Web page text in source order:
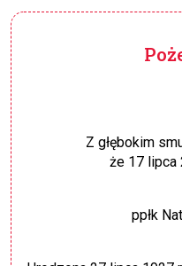
Z głębokim
że 17 lipca
ppłk